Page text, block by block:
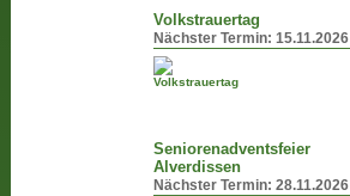
Volkstrauertag
Nächster Termin:15.11.2026
Seniorenadventsfeier
Alverdissen
Nächster Termin:28.11.2026